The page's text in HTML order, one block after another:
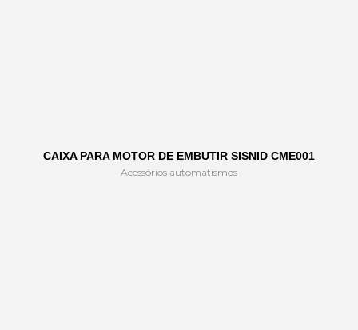
CAIXA PARA MOTOR DE EMBUTIR SISNID CME001
Acessórios automatismos